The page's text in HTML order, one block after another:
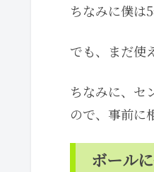
ちなみに僕は
でも、まだ使
ちなみに、セ
ので、事前に
ボール